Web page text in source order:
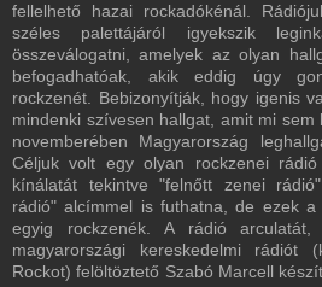
fellelhető hazai rockadókénál.
széles palettájáról igyekszik
összeválogatni, amelyek az olyan
befogadhatóak, akik eddig úgy
rockzenét. Bebizonyítják, hogy igenis
mindenki szívesen hallgat, amit mi
novemberében Magyarország
Céljuk volt egy olyan rockzenei
kínálatát tekintve "felnőtt zenei
rádió" alcímmel is futhatna, de ezek
egyig rockzenék. A rádió arculatát,
magyarországi kereskedelmi rádiót
Rockot) felöltöztető Szabó Marcell